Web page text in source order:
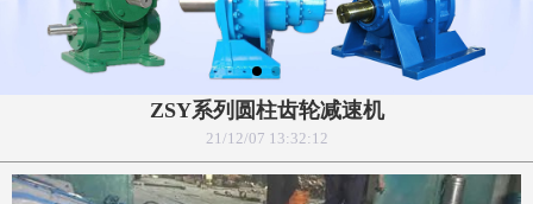
ZSY系列圆柱齿轮减速机
21/12/07 13:32:12